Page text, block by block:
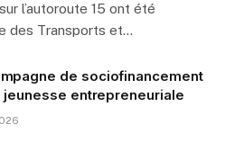
l’autoroute 15 ont été
des Transports et…
de sociofinancement
jeunesse entrepreneuriale